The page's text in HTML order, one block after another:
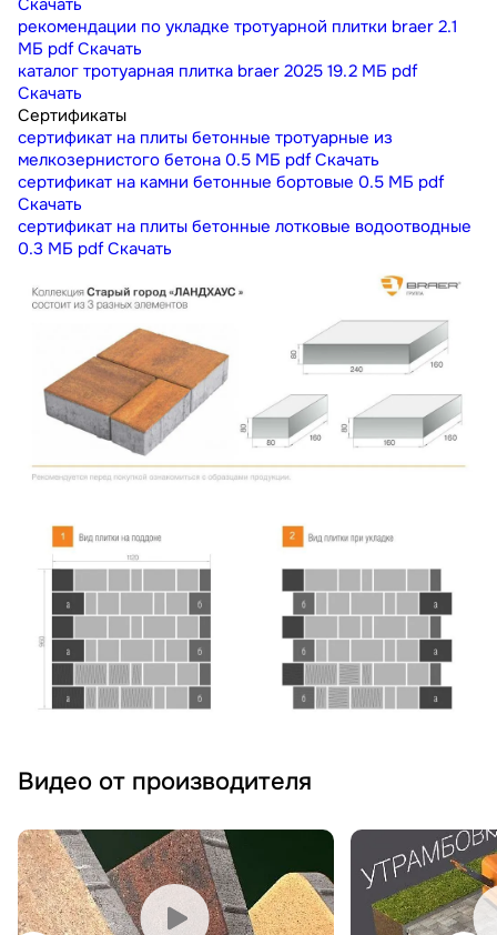
Скачать
рекомендации по укладке тротуарной плитки braer 2.1
МБ pdf Скачать
каталог тротуарная плитка braer 2025 19.2 МБ pdf
Скачать
Сертификаты
сертификат на плиты бетонные тротуарные из
мелкозернистого бетона 0.5 МБ pdf Скачать
сертификат на камни бетонные бортовые 0.5 МБ pdf
Скачать
сертификат на плиты бетонные лотковые водоотводные
0.3 МБ pdf Скачать
Видео от производителя